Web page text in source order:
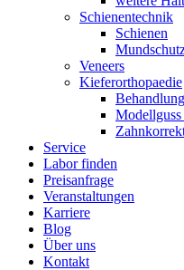
Schienen­technik
Schienen
Veneers
Kieferorthopaedie
Service
Labor finden
Preisanfrage
Veranstaltungen
Karriere
Blog
Über uns
Kontakt